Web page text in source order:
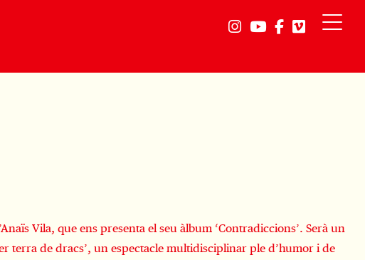
Link a instagram
Link a youtube
Link aLink a
Vila, que ens presenta el seu àlbum ‘Contradiccions’. Serà un
terra de dracs’, un espectacle multidisciplinar ple d’humor i de